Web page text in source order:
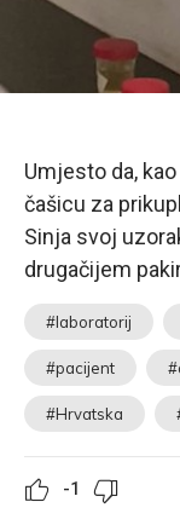
Umjesto da,
čašicu za
Sinja svoj
drugačijem
#laboratorij
#pacijent
#Hrvatska
-1